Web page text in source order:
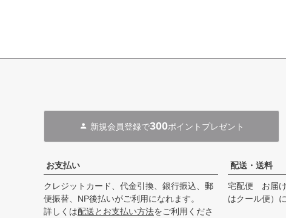
新規会員登録で300ポイントプレゼント
お支払い
クレジットカード、代金引換、銀行振込、郵
便振替、NP後払いがご利用になれます。
詳しくは配送とお支払い方法をご利用くださ
配送・送料
宅配便 お届け
はクール便）